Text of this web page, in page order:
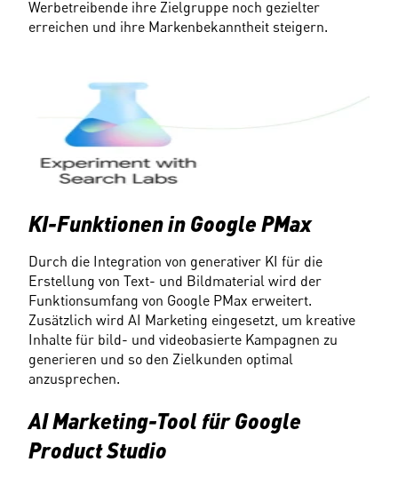
Werbetreibende ihre Zielgruppe noch gezielter
erreichen und ihre Markenbekanntheit steigern.
KI-Funktionen in Google PMax
Durch die Integration von generativer KI für die
Erstellung von Text- und Bildmaterial wird der
Funktionsumfang von Google PMax erweitert.
Zusätzlich wird AI Marketing eingesetzt, um kreative
Inhalte für bild- und videobasierte Kampagnen zu
generieren und so den Zielkunden optimal
anzusprechen.
AI Marketing-Tool für Google
Product Studio